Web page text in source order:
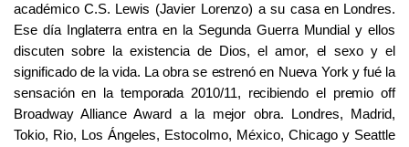
académico C.S. Lewis (Javier Lorenzo) a su casa en Londres.
Ese día Inglaterra entra en la Segunda Guerra Mundial y ellos
discuten sobre la existencia de Dios, el amor, el sexo y el
significado de la vida. La obra se estrenó en Nueva York y fué la
sensación en la temporada 2010/11, recibiendo el premio off
Broadway Alliance Award a la mejor obra. Londres, Madrid,
Tokio, Rio, Los Ángeles, Estocolmo, México, Chicago y Seattle